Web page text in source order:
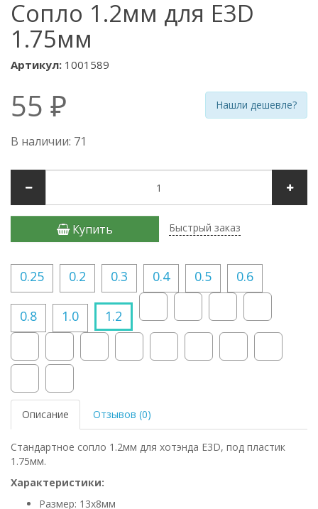
Сопло 1.2мм для E3D
1.75мм
Артикул: 1001589
55 ₽ Нашли дешевле?
В наличии: 71
Купить Быстрый заказ
0.25 0.2 0.3 0.4 0.5 0.6
0.8 1.0 1.2
Описание Отзывов (0)
Стандартное сопло 1.2мм для хотэнда E3D, под пластик
1.75мм.
Характеристики:
Размер: 13х8мм